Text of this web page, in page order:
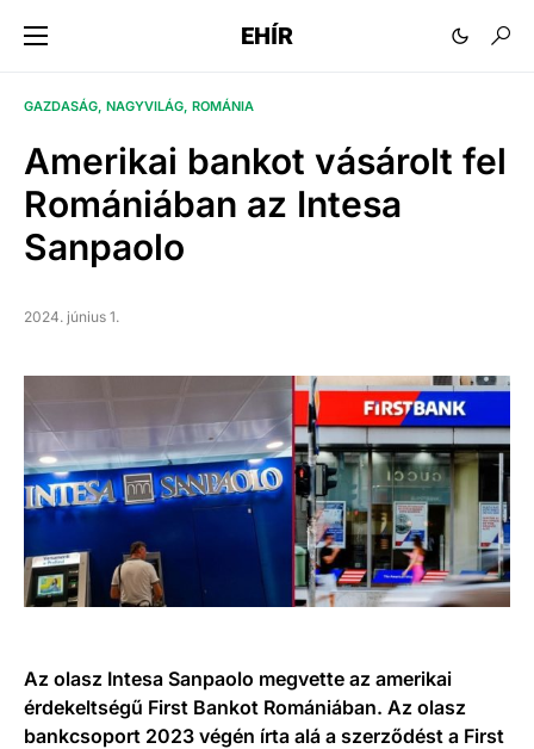
EHÍR
GAZDASÁG NAGYVILÁG ROMÁNIA
Amerikai bankot vásárolt fel
Romániában az Intesa
Sanpaolo
2024. június 1.
Az olasz Intesa Sanpaolo megvette az amerikai
érdekeltségű First Bankot Romániában. Az olasz
bankcsoport 2023 végén írta alá a szerződést a First